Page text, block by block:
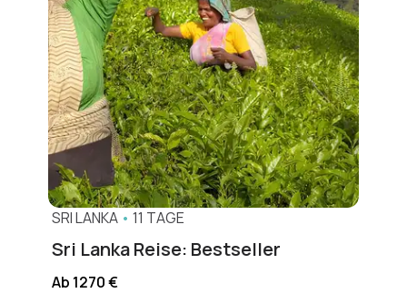
SRI LANKA • 11 TAGE
Sri Lanka Reise: Bestseller
Ab 1270 €